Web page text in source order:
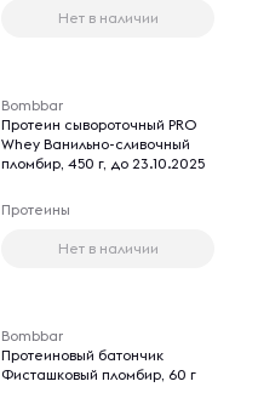
Нет в наличии
Bombbar
Протеин сывороточный PRO
Whey Ванильно-сливочный
пломбир, 450 г, до 23.10.2025
Протеины
Нет в наличии
Bombbar
Протеиновый батончик
Фисташковый пломбир, 60 г